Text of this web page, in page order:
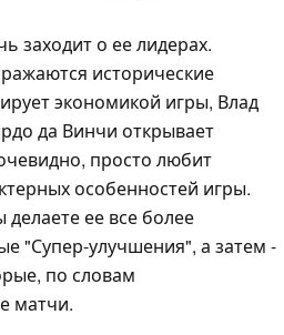
заходит о ее лидерах.
исторические
экономикой игры, Влад
да Винчи открывает
просто любит
особенностей игры.
ее все более
"Супер-улучшения", а затем -
по словам
матчи.